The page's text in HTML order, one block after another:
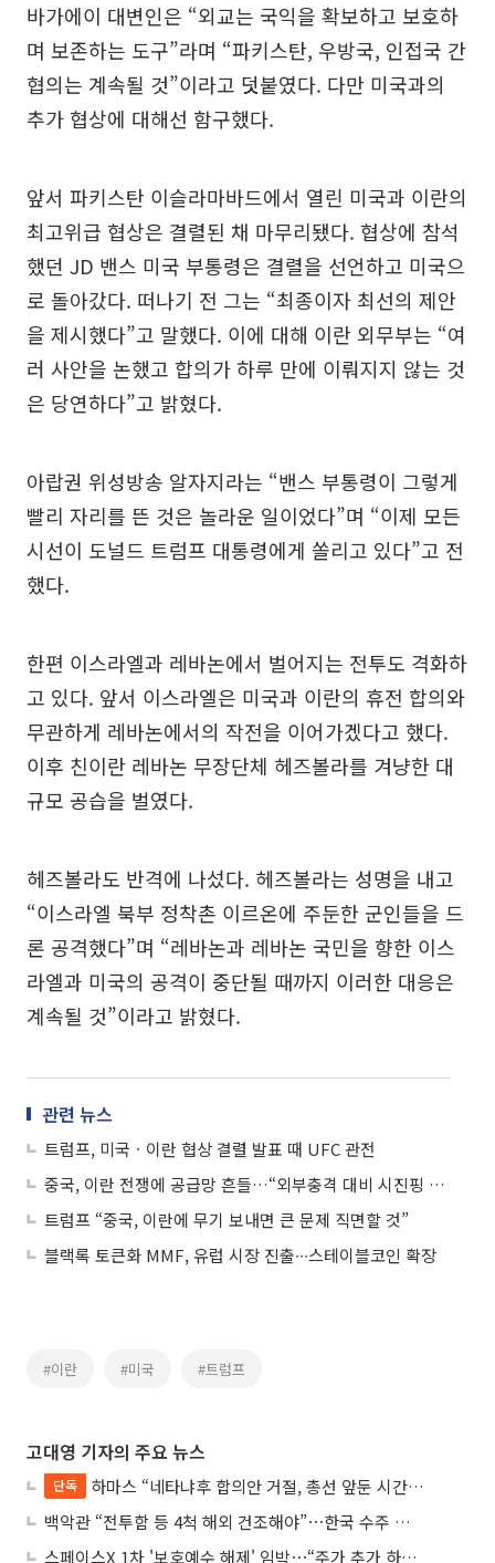
바가에이 대변인은 “외교는 국익을 확보하고 보호하
며 보존하는 도구”라며 “파키스탄, 우방국, 인접국 간
협의는 계속될 것”이라고 덧붙였다. 다만 미국과의
추가 협상에 대해선 함구했다.
앞서 파키스탄 이슬라마바드에서 열린 미국과 이란의
최고위급 협상은 결렬된 채 마무리됐다. 협상에 참석
했던 JD 밴스 미국 부통령은 결렬을 선언하고 미국으
로 돌아갔다. 떠나기 전 그는 “최종이자 최선의 제안
을 제시했다”고 말했다. 이에 대해 이란 외무부는 “여
러 사안을 논했고 합의가 하루 만에 이뤄지지 않는 것
은 당연하다”고 밝혔다.
아랍권 위성방송 알자지라는 “밴스 부통령이 그렇게
빨리 자리를 뜬 것은 놀라운 일이었다”며 “이제 모든
시선이 도널드 트럼프 대통령에게 쏠리고 있다”고 전
했다.
한편 이스라엘과 레바논에서 벌어지는 전투도 격화하
고 있다. 앞서 이스라엘은 미국과 이란의 휴전 합의와
무관하게 레바논에서의 작전을 이어가겠다고 했다.
이후 친이란 레바논 무장단체 헤즈볼라를 겨냥한 대
규모 공습을 벌였다.
헤즈볼라도 반격에 나섰다. 헤즈볼라는 성명을 내고
“이스라엘 북부 정착촌 이르온에 주둔한 군인들을 드
론 공격했다”며 “레바논과 레바논 국민을 향한 이스
라엘과 미국의 공격이 중단될 때까지 이러한 대응은
계속될 것”이라고 밝혔다.
관련 뉴스
트럼프, 미국ㆍ이란 협상 결렬 발표 때 UFC 관전
중국, 이란 전쟁에 공급망 흔들…“외부충격 대비 시진핑 노력 한계”
트럼프 “중국, 이란에 무기 보내면 큰 문제 직면할 것”
블랙록 토큰화 MMF, 유럽 시장 진출∙∙∙스테이블코인 확장
#이란 #미국 #트럼프
고대영 기자의 주요 뉴스
단독
하마스 “네타냐후 합의안 거절, 총선 앞둔 시간 끌기”
백악관 “전투함 등 4척 해외 건조해야”⋯한국 수주 기대
스페이스X 1차 '보호예수 해제' 임박⋯“주가 추가 하락 가능성”